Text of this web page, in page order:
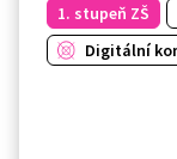
1. stupeň ZŠ
Digitální